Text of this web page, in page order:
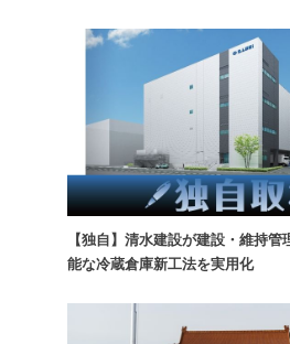
【独自】清水建設が建設・維持
能な冷蔵倉庫新工法を実用化